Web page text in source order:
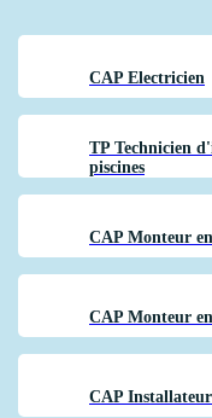
CAP Electricien
TP Technicien
piscines
CAP Monteur
CAP Monteur
CAP